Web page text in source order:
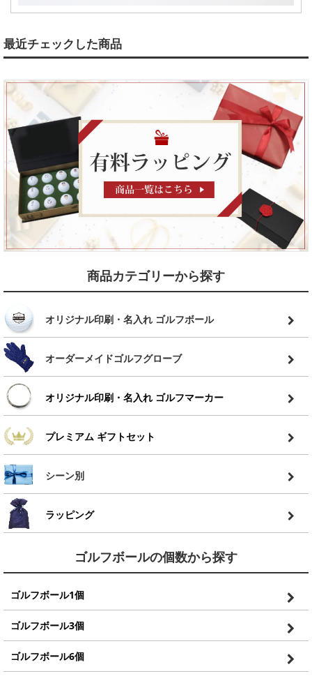
最近チェックした商品
商品カテゴリーから探す
オリジナル印刷・名入れ ゴルフボール
オーダーメイドゴルフグローブ
オリジナル印刷・名入れ ゴルフマーカー
プレミアム ギフトセット
シーン別
ラッピング
ゴルフボールの個数から探す
ゴルフボール1個
ゴルフボール3個
ゴルフボール6個